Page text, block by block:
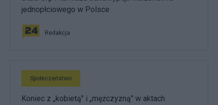
jednopłciowego w Polsce
Redakcja
Społeczeństwo
Koniec z „kobietą" i „mężczyzną" w aktach